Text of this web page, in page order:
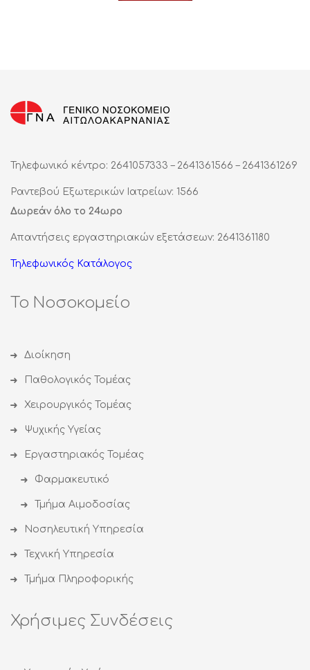
Τηλεφωνικό κέντρο: 2641057333 – 2641361566 – 2641361269
Ραντεβού Εξωτερικών Ιατρείων: 1566
Δωρεάν όλο το 24ωρο
Απαντήσεις εργαστηριακών εξετάσεων: 2641361180
Τηλεφωνικός Κατάλογος
Το Νοσοκομείο
Διοίκηση
Παθολογικός Τομέας
Χειρουργικός Τομέας
Ψυχικής Υγείας
Εργαστηριακός Τομέας
Φαρμακευτικό
Τμήμα Αιμοδοσίας
Νοσηλευτική Υπηρεσία
Τεχνική Υπηρεσία
Τμήμα Πληροφορικής
Χρήσιμες Συνδέσεις